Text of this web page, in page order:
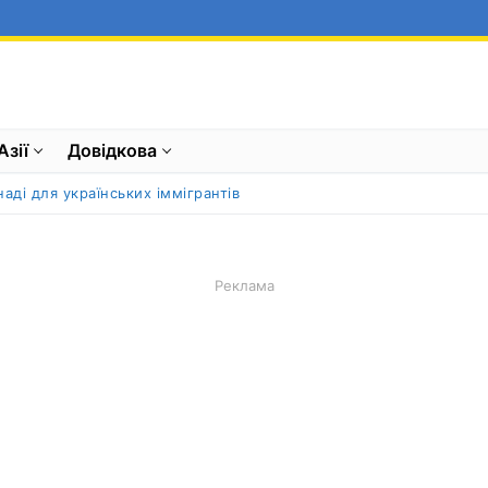
Довідкова
для українських іммігрантів
Реклама